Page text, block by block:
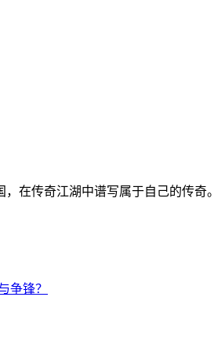
在传奇江湖中谱写属于自己的传奇。
争锋？